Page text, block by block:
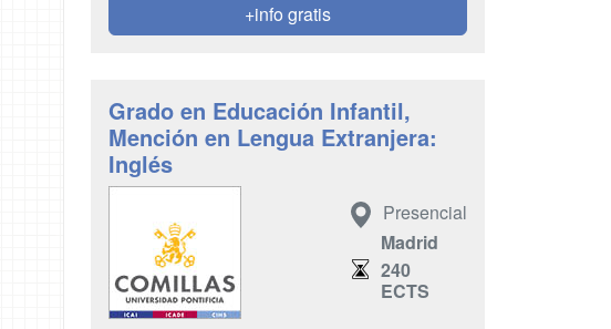
+info gratis
Grado en Educación Infantil,
Mención en Lengua Extranjera:
Inglés
Presencial
Madrid
240
ECTS